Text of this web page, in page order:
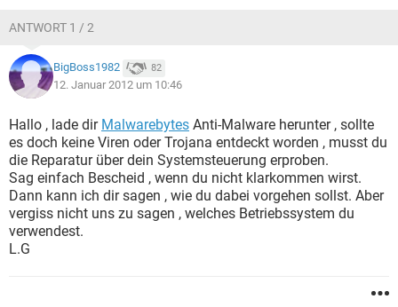
ANTWORT 1 / 2
BigBoss1982 82
12. Januar 2012 um 10:46
Hallo , lade dir Malwarebytes Anti-Malware herunter , sollte
es doch keine Viren oder Trojana entdeckt worden , musst du
die Reparatur über dein Systemsteuerung erproben.
Sag einfach Bescheid , wenn du nicht klarkommen wirst.
Dann kann ich dir sagen , wie du dabei vorgehen sollst. Aber
vergiss nicht uns zu sagen , welches Betriebssystem du
verwendest.
L.G